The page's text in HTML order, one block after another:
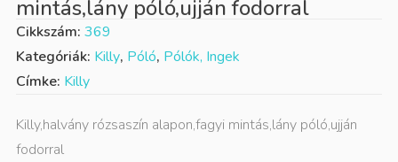
mintás,lány póló,ujján fodorral
Cikkszám: 369
Kategóriák: Killy, Póló, Pólók, Ingek
Címke: Killy
Killy,halvány rózsaszín alapon,fagyi mintás,lány póló,ujján
fodorral